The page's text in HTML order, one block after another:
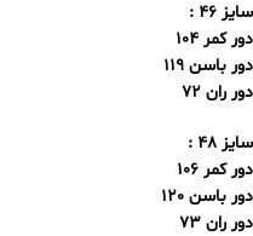
سایز 46 :
دور کمر 104
دور باسن 119
دور ران 72
سایز 48 :
دور کمر 106
دور باسن 120
دور ران 73